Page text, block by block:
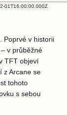
01T16:00:00.000Z
Poprvé v historii
v průběžné
TFT objeví
z Arcane se
tohoto
s sebou